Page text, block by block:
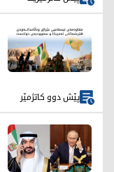
پێش دوو کاتژمێر